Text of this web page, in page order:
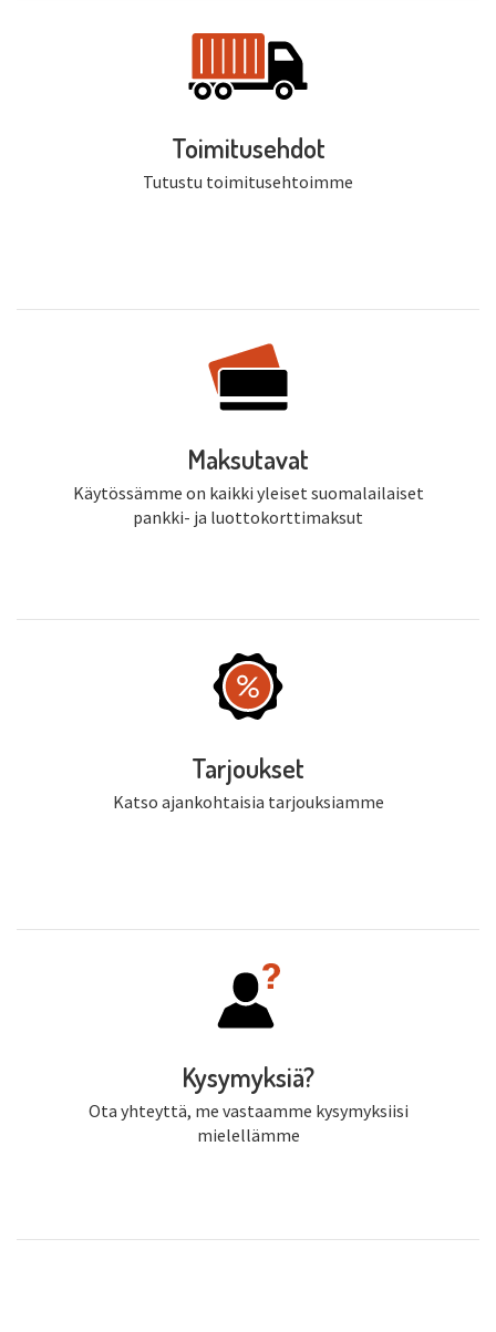
Toimitusehdot
Tutustu toimitusehtoimme
Maksutavat
Käytössämme on kaikki yleiset suomalailaiset
pankki- ja luottokorttimaksut
Tarjoukset
Katso ajankohtaisia tarjouksiamme
Kysymyksiä?
Ota yhteyttä, me vastaamme kysymyksiisi
mielellämme